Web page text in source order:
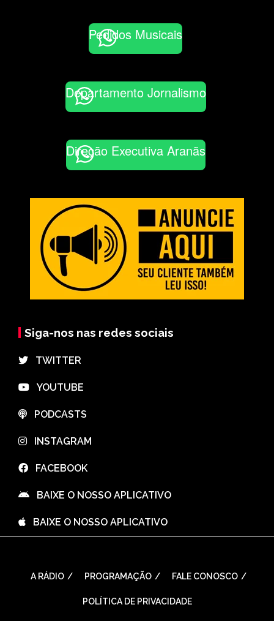
Pedidos Musicais
Departamento Jornalismo
Direção Executiva Aranãs
Siga-nos nas redes sociais
⠀TWITTER
⠀YOUTUBE
⠀PODCASTS
⠀INSTAGRAM
⠀FACEBOOK
⠀BAIXE O NOSSO APLICATIVO
⠀BAIXE O NOSSO APLICATIVO
A RÁDIO PROGRAMAÇÃO FALE CONOSCO
POLÍTICA DE PRIVACIDADE